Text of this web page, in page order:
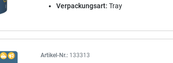
Verpackungsart: Tray
Artikel-Nr.: 133313